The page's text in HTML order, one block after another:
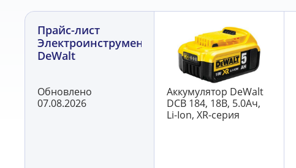
Прайс-лист
Электроинструмент
DeWalt
Обновлено
07.08.2026
Аккумулятор DeWalt
DCB 184, 18В, 5.0Ач,
Li-Ion, XR-серия